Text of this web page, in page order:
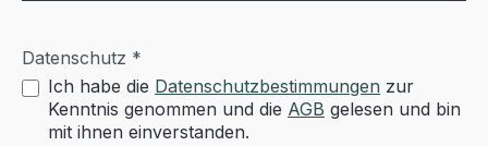
Datenschutz *
Ich habe die Datenschutzbestimmungen zur
Kenntnis genommen und die AGB gelesen und bin
mit ihnen einverstanden.